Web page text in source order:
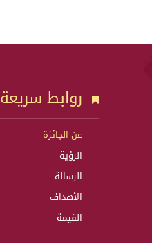
روابط سريعة
عن الجائزة
الرؤية
الرسالة
الأهداف
القيمة